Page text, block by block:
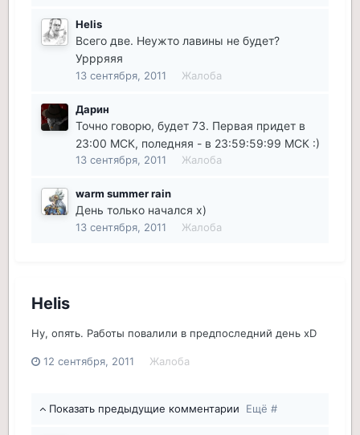
Helis
Всего две. Неужто лавины не будет?
Уррряяя
13 сентября, 2011 Жалоба
Дарин
Точно говорю, будет 73. Первая придет в
23:00 МСК, поледняя - в 23:59:59:99 МСК :)
13 сентября, 2011 Жалоба
warm summer rain
День только начался х)
13 сентября, 2011 Жалоба
Helis
Ну, опять. Работы повалили в предпоследний день xD
12 сентября, 2011 Жалоба
Показать предыдущие комментарии Ещё #